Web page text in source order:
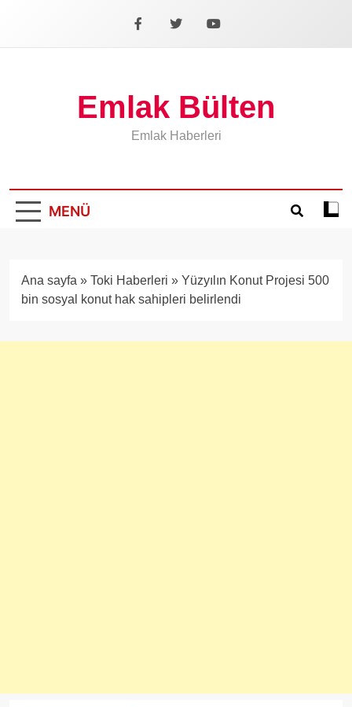
Facebook
X YouTube
Emlak Bülten
Emlak Haberleri
MENÜ
Koyu
veya
Ana sayfa » Toki Haberleri » Yüzyılın Konut Projesi 500
bin sosyal konut hak sahipleri belirlendi